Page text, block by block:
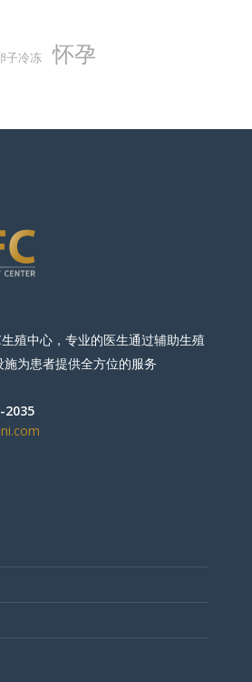
子冷冻 怀孕
殖中心，专业的医生通过辅助生殖
为患者提供全方位的服务
2035